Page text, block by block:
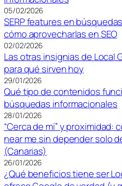
05/02/2026
SERP features en
cómo aprovecharlas en SEO
02/02/2026
Las otras insignias de Local
para qué sirven hoy
29/01/2026
Qué tipo de contenidos
búsquedas informacionales
28/01/2026
“Cerca de mí” y proximidad:
near me sin depender solo
(Canarias)
26/01/2026
¿Qué beneficios tiene ser